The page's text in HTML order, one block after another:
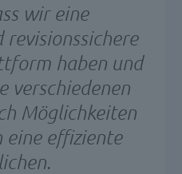
wir eine
haben und
verschiedenen
Möglichkeiten
eine effiziente